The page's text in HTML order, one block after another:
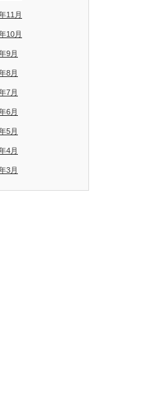
11月
10月
9月
8月
7月
6月
5月
4月
3月